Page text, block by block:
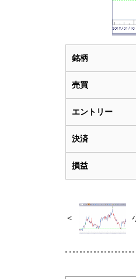
銘柄
売買
エントリー
決済
損益
＜